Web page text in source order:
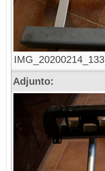
Adjunto: